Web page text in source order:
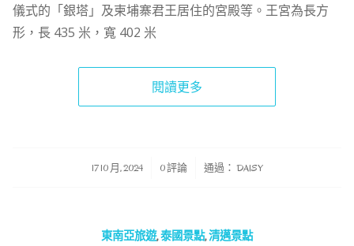
儀式的「銀塔」及柬埔寨君王居住的宮殿等。王宮為長方
形，長 435 米，寬 402 米
閱讀更多
17 10 月, 2024
/ 0 評論 通過： DAISY
東南亞旅遊,泰國景點,清邁景點